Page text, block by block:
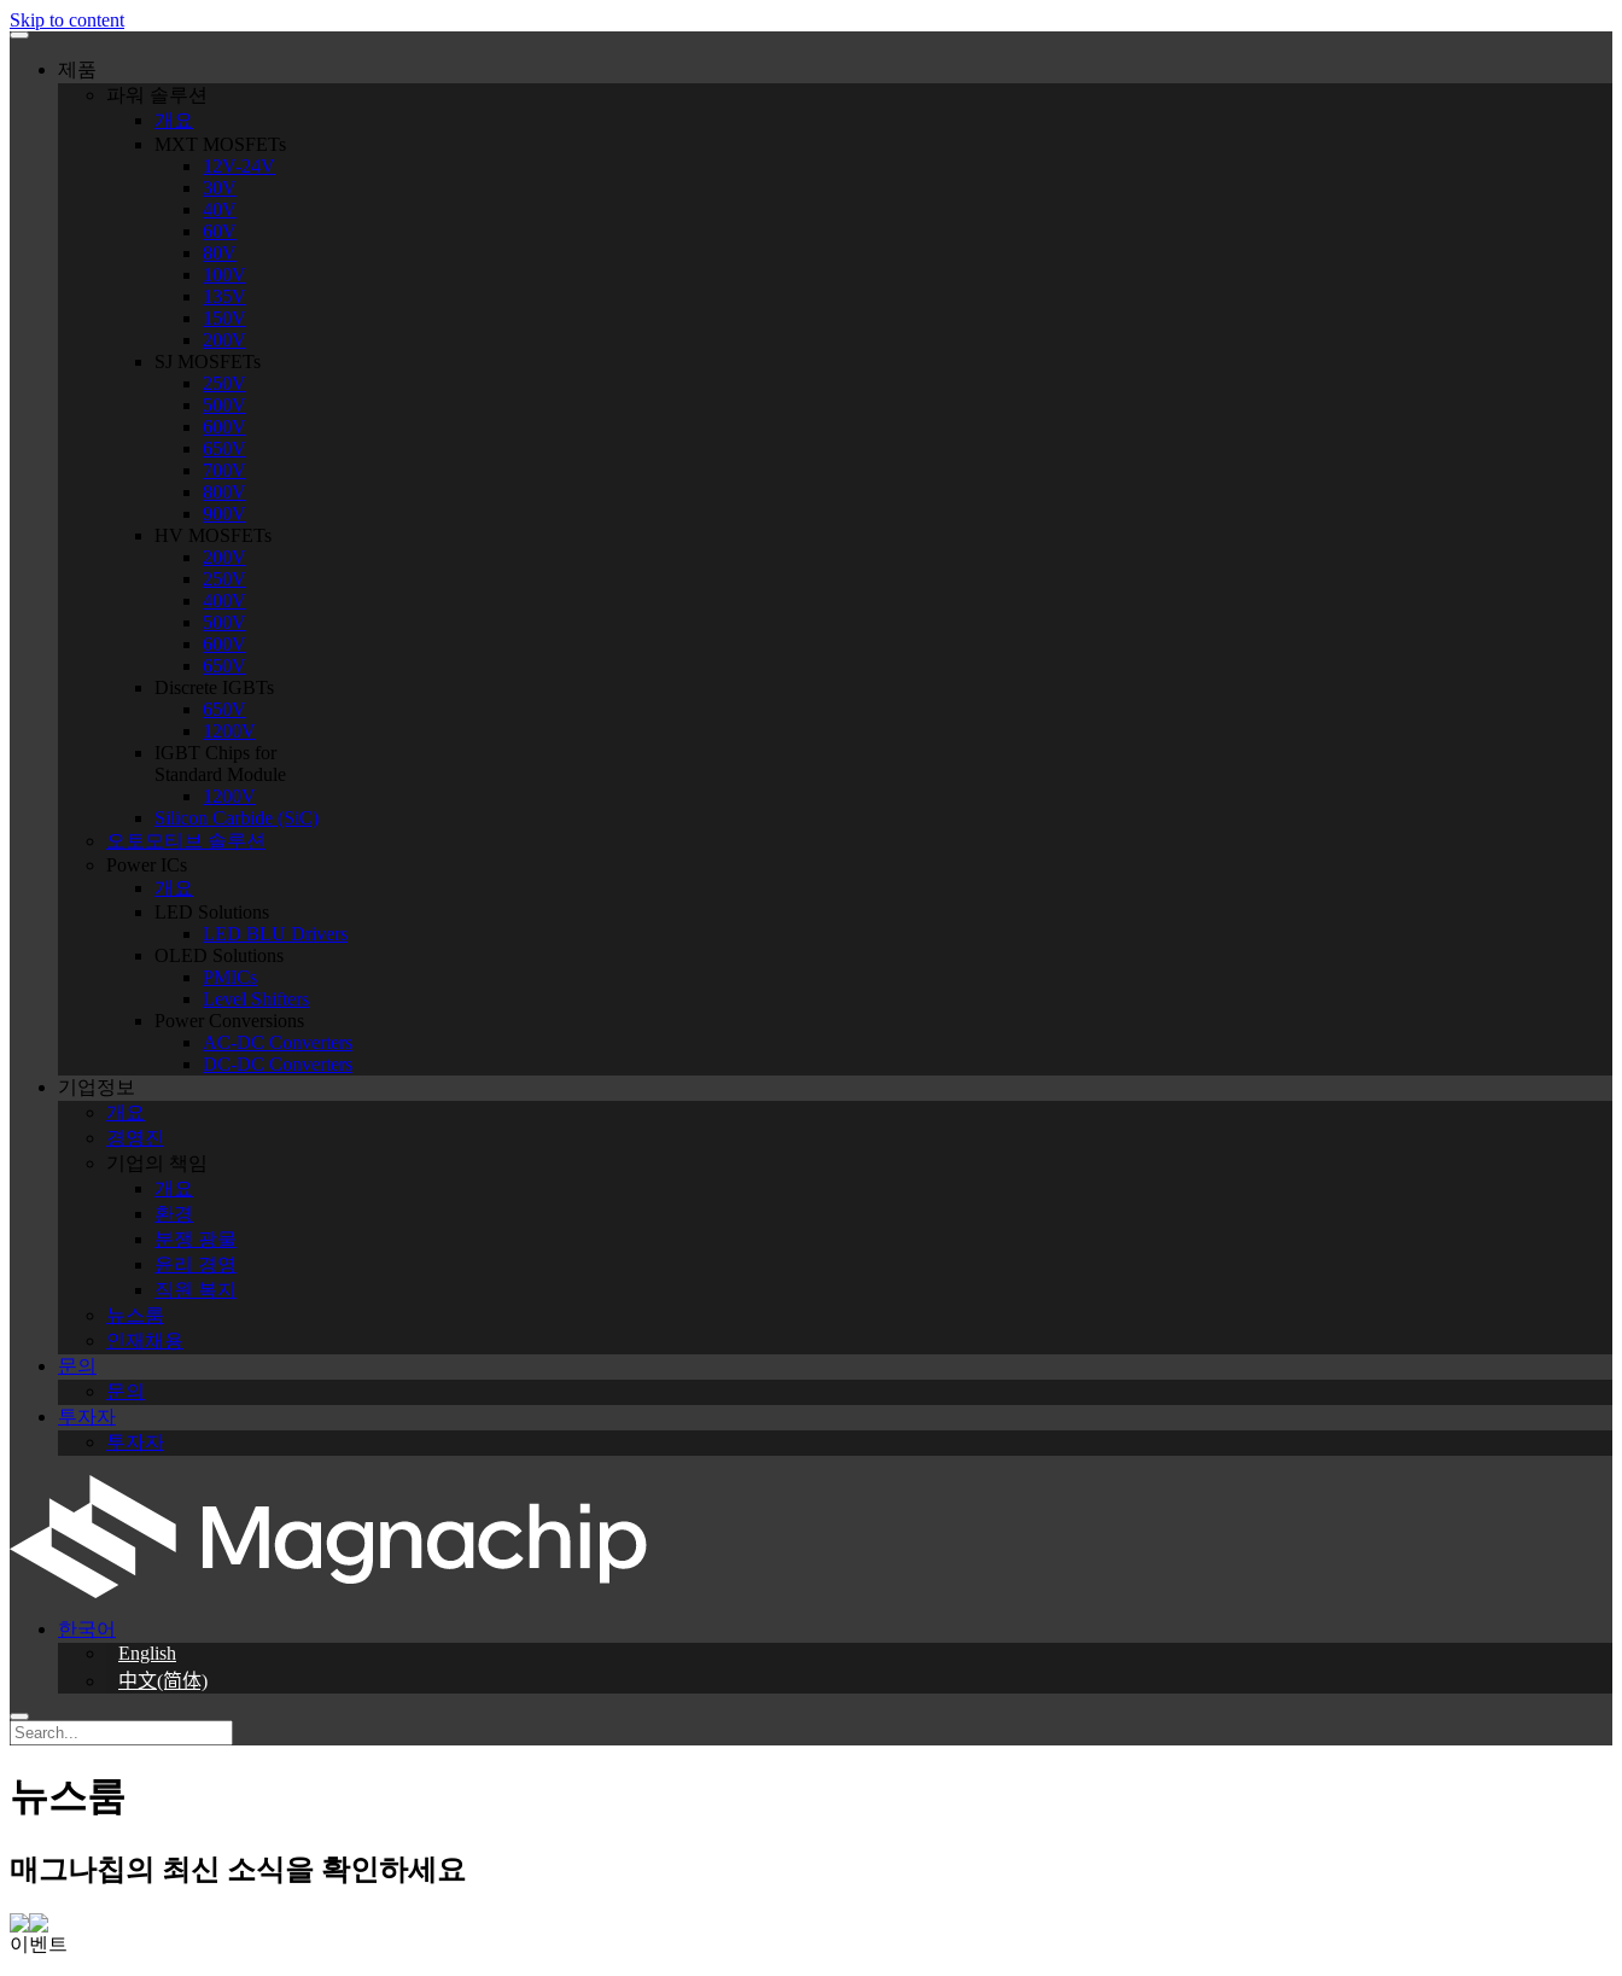
Skip to content
제품
파워 솔루션
개요
MXT MOSFETs
12V-24V
30V
40V
60V
80V
100V
135V
150V
200V
SJ MOSFETs
250V
500V
600V
650V
700V
800V
900V
HV MOSFETs
200V
250V
400V
500V
600V
650V
Discrete IGBTs
650V
1200V
IGBT Chips for
Standard Module
1200V
Silicon Carbide (SiC)
오토모티브 솔루션
Power ICs
개요
LED Solutions
LED BLU Drivers
OLED Solutions
PMICs
Level Shifters
Power Conversions
AC-DC Converters
DC-DC Converters
기업정보
개요
경영진
기업의 책임
개요
환경
분쟁 광물
윤리 경영
직원 복지
뉴스룸
인재채용
문의
문의
투자자
투자자
한국어
English
中文(简体)
뉴스룸
매그나칩의 최신 소식을 확인하세요
이벤트